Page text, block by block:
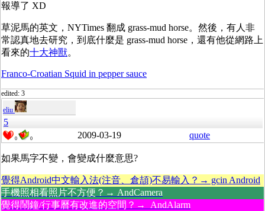
報導了 XD
草泥馬的英文，NYTimes 翻成 grass-mud horse。然後，有人非
常認真地去研究，到底什麼是 grass-mud horse，還有他從網路上
看來的十大神獸。
Franco-Croatian Squid in pepper sauce
edited: 3
eliu
5
0 0 2009-03-19 quote
如果馬字不變，會變成什麼意思?
覺得Android中文輸入法(注音、倉頡)不易輸入？→ gcin Android
手機照相看照片不方便？→ AndCamera
覺得鬧鐘/行事曆有改進的空間？→ AndAlarm